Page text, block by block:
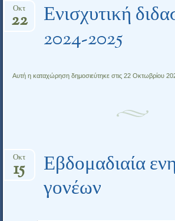
Ενισχυτική
2024-2025
Οκτ
22
Αυτή η καταχώρηση δημοσιεύτηκε στις 22 Οκτωβρίου
Εβδομαδιαία
γονέων
Οκτ
15